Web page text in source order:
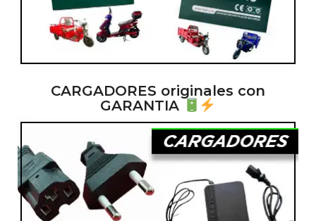
CARGADORES originales con
GARANTIA